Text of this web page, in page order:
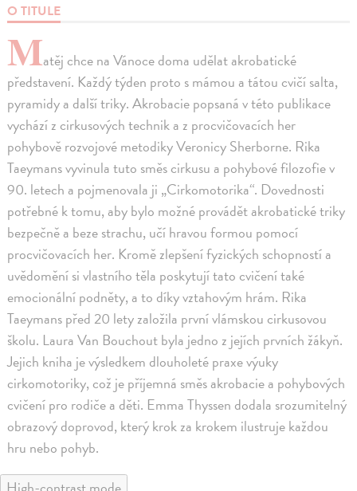
O TITULE
Matěj chce na Vánoce doma udělat akrobatické
představení. Každý týden proto s mámou a tátou cvičí salta,
pyramidy a další triky. Akrobacie popsaná v této publikace
vychází z cirkusových technik a z procvičovacích her
pohybově rozvojové metodiky Veronicy Sherborne. Rika
Taeymans vyvinula tuto směs cirkusu a pohybové filozofie v
90. letech a pojmenovala ji „Cirkomotorika“. Dovednosti
potřebné k tomu, aby bylo možné provádět akrobatické triky
bezpečně a beze strachu, učí hravou formou pomocí
procvičovacích her. Kromě zlepšení fyzických schopností a
uvědomění si vlastního těla poskytují tato cvičení také
emocionální podněty, a to díky vztahovým hrám. Rika
Taeymans před 20 lety založila první vlámskou cirkusovou
školu. Laura Van Bouchout byla jedno z jejích prvních žákyň.
Jejich kniha je výsledkem dlouholeté praxe výuky
cirkomotoriky, což je příjemná směs akrobacie a pohybových
cvičení pro rodiče a děti. Emma Thyssen dodala srozumitelný
obrazový doprovod, který krok za krokem ilustruje každou
hru nebo pohyb.